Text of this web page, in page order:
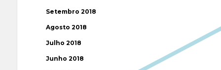
Setembro 2018
Agosto 2018
Julho 2018
Junho 2018